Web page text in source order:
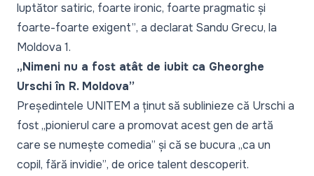
luptător satiric, foarte ironic, foarte pragmatic și
foarte-foarte exigent”, a declarat Sandu Grecu, la
Moldova 1.
„Nimeni nu a fost atât de iubit ca Gheorghe
Urschi în R. Moldova”
Președintele UNITEM a ținut să sublinieze că Urschi a
fost „pionierul care a promovat acest gen de artă
care se numește comedia” și că se bucura „ca un
copil, fără invidie”, de orice talent descoperit.